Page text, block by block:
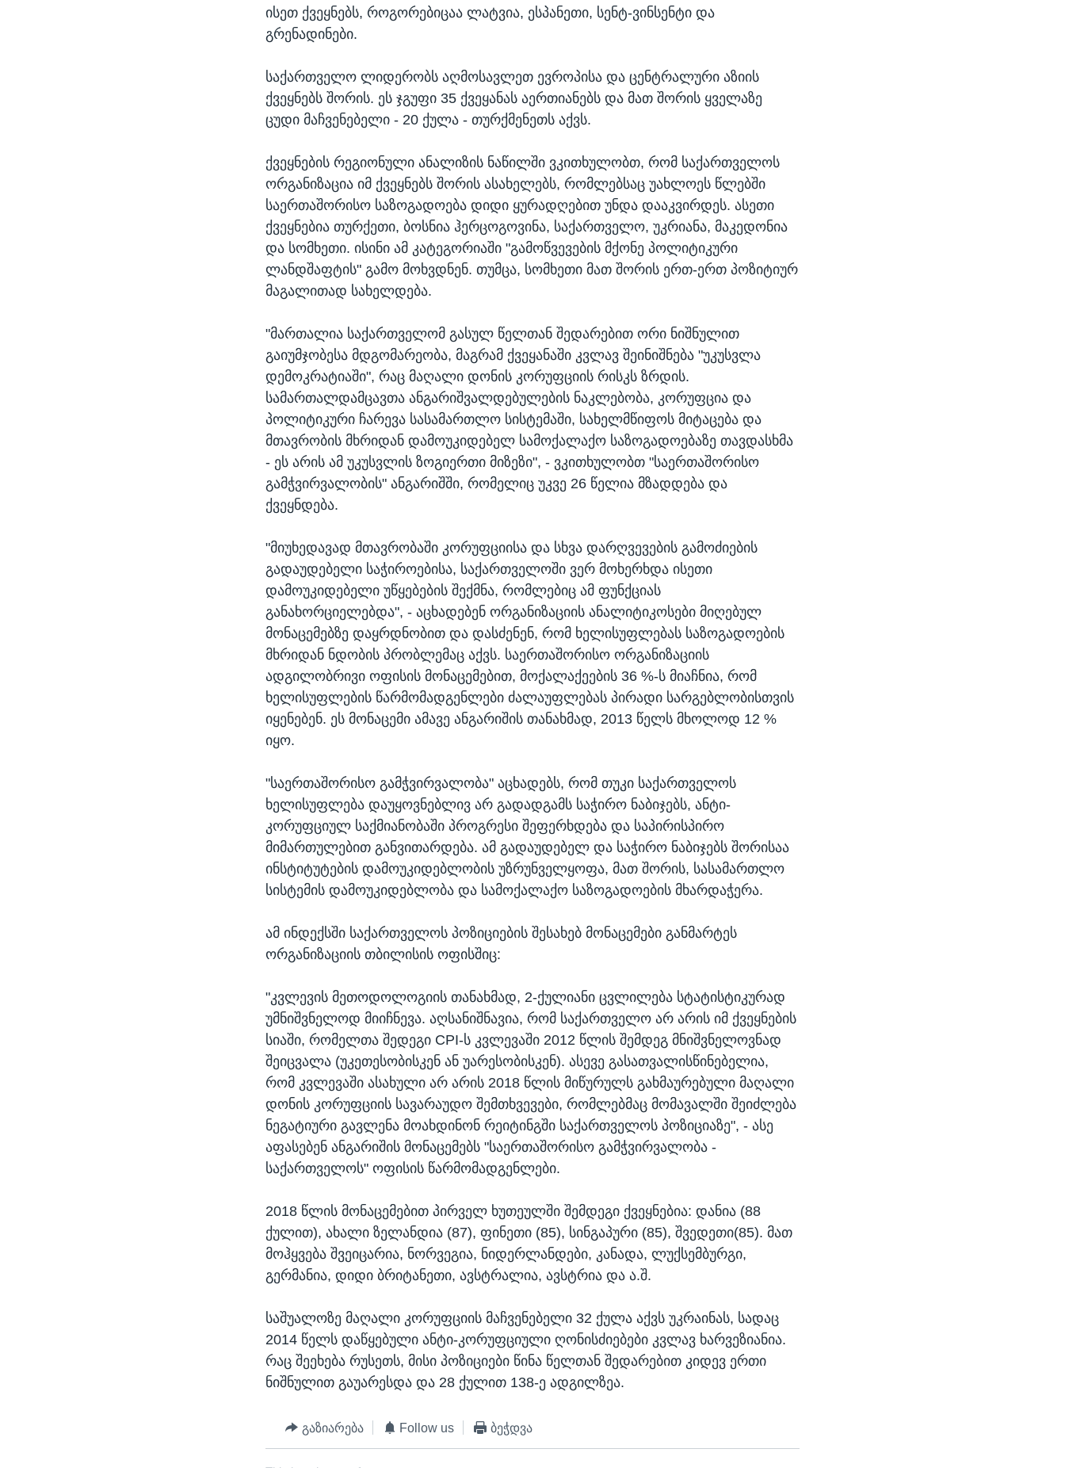
ისეთ ქვეყნებს, როგორებიცაა ლატვია, ესპანეთი, სენტ-ვინსენტი და
გრენადინები.
საქართველო ლიდერობს აღმოსავლეთ ევროპისა და ცენტრალური აზიის
ქვეყნებს შორის. ეს ჯგუფი 35 ქვეყანას აერთიანებს და მათ შორის ყველაზე
ცუდი მაჩვენებელი - 20 ქულა - თურქმენეთს აქვს.
ქვეყნების რეგიონული ანალიზის ნაწილში ვკითხულობთ, რომ საქართველოს
ორგანიზაცია იმ ქვეყნებს შორის ასახელებს, რომლებსაც უახლოეს წლებში
საერთაშორისო საზოგადოება დიდი ყურადღებით უნდა დააკვირდეს. ასეთი
ქვეყნებია თურქეთი, ბოსნია ჰერცოგოვინა, საქართველო, უკრიანა, მაკედონია
და სომხეთი. ისინი ამ კატეგორიაში "გამოწვევების მქონე პოლიტიკური
ლანდშაფტის" გამო მოხვდნენ. თუმცა, სომხეთი მათ შორის ერთ-ერთ პოზიტიურ
მაგალითად სახელდება.
"მართალია საქართველომ გასულ წელთან შედარებით ორი ნიშნულით
გაიუმჯობესა მდგომარეობა, მაგრამ ქვეყანაში კვლავ შეინიშნება "უკუსვლა
დემოკრატიაში", რაც მაღალი დონის კორუფციის რისკს ზრდის.
სამართალდამცავთა ანგარიშვალდებულების ნაკლებობა, კორუფცია და
პოლიტიკური ჩარევა სასამართლო სისტემაში, სახელმწიფოს მიტაცება და
მთავრობის მხრიდან დამოუკიდებელ სამოქალაქო საზოგადოებაზე თავდასხმა
- ეს არის ამ უკუსვლის ზოგიერთი მიზეზი", - ვკითხულობთ "საერთაშორისო
გამჭვირვალობის" ანგარიშში, რომელიც უკვე 26 წელია მზადდება და
ქვეყნდება.
"მიუხედავად მთავრობაში კორუფციისა და სხვა დარღვევების გამოძიების
გადაუდებელი საჭიროებისა, საქართველოში ვერ მოხერხდა ისეთი
დამოუკიდებელი უწყებების შექმნა, რომლებიც ამ ფუნქციას
განახორციელებდა", - აცხადებენ ორგანიზაციის ანალიტიკოსები მიღებულ
მონაცემებზე დაყრდნობით და დასძენენ, რომ ხელისუფლებას საზოგადოების
მხრიდან ნდობის პრობლემაც აქვს. საერთაშორისო ორგანიზაციის
ადგილობრივი ოფისის მონაცემებით, მოქალაქეების 36 %-ს მიაჩნია, რომ
ხელისუფლების წარმომადგენლები ძალაუფლებას პირადი სარგებლობისთვის
იყენებენ. ეს მონაცემი ამავე ანგარიშის თანახმად, 2013 წელს მხოლოდ 12 %
იყო.
"საერთაშორისო გამჭვირვალობა" აცხადებს, რომ თუკი საქართველოს
ხელისუფლება დაუყოვნებლივ არ გადადგამს საჭირო ნაბიჯებს, ანტი-
კორუფციულ საქმიანობაში პროგრესი შეფერხდება და საპირისპირო
მიმართულებით განვითარდება. ამ გადაუდებელ და საჭირო ნაბიჯებს შორისაა
ინსტიტუტების დამოუკიდებლობის უზრუნველყოფა, მათ შორის, სასამართლო
სისტემის დამოუკიდებლობა და სამოქალაქო საზოგადოების მხარდაჭერა.
ამ ინდექსში საქართველოს პოზიციების შესახებ მონაცემები განმარტეს
ორგანიზაციის თბილისის ოფისშიც:
"კვლევის მეთოდოლოგიის თანახმად, 2-ქულიანი ცვლილება სტატისტიკურად
უმნიშვნელოდ მიიჩნევა. აღსანიშნავია, რომ საქართველო არ არის იმ ქვეყნების
სიაში, რომელთა შედეგი CPI-ს კვლევაში 2012 წლის შემდეგ მნიშვნელოვნად
შეიცვალა (უკეთესობისკენ ან უარესობისკენ). ასევე გასათვალისწინებელია,
რომ კვლევაში ასახული არ არის 2018 წლის მიწურულს გახმაურებული მაღალი
დონის კორუფციის სავარაუდო შემთხვევები, რომლებმაც მომავალში შეიძლება
ნეგატიური გავლენა მოახდინონ რეიტინგში საქართველოს პოზიციაზე", - ასე
აფასებენ ანგარიშის მონაცემებს "საერთაშორისო გამჭვირვალობა -
საქართველოს" ოფისის წარმომადგენლები.
2018 წლის მონაცემებით პირველ ხუთეულში შემდეგი ქვეყნებია: დანია (88
ქულით), ახალი ზელანდია (87), ფინეთი (85), სინგაპური (85), შვედეთი(85). მათ
მოჰყვება შვეიცარია, ნორვეგია, ნიდერლანდები, კანადა, ლუქსემბურგი,
გერმანია, დიდი ბრიტანეთი, ავსტრალია, ავსტრია და ა.შ.
საშუალოზე მაღალი კორუფციის მაჩვენებელი 32 ქულა აქვს უკრაინას, სადაც
2014 წელს დაწყებული ანტი-კორუფციული ღონისძიებები კვლავ ხარვეზიანია.
რაც შეეხება რუსეთს, მისი პოზიციები წინა წელთან შედარებით კიდევ ერთი
ნიშნულით გაუარესდა და 28 ქულით 138-ე ადგილზეა.
გაზიარება Follow us ბეჭდვა